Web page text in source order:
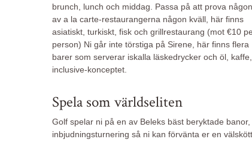
brunch, lunch och middag. Passa på att prova någon
av a la carte-restaurangerna någon kväll, här finns
asiatiskt, turkiskt, fisk och grillrestaurang (mot €10
person) Ni går inte törstiga på Sirene, här finns flera
barer som serverar iskalla läskedrycker och öl,
inclusive-konceptet.
Spela som världseliten
Golf spelar ni på en av Beleks bäst beryktade
inbjudningsturnering så ni kan förvänta er en